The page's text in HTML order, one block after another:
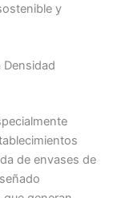
y
Densidad
de envases de